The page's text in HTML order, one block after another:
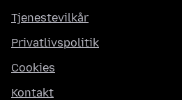
Tjenestevilkår
Privatlivspolitik
Cookies
Kontakt